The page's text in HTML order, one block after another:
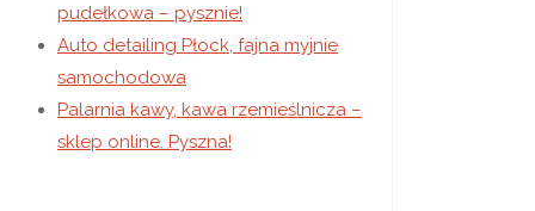
pudełkowa – pysznie!
Auto detailing Płock, fajna myjnie
samochodowa
Palarnia kawy, kawa rzemieślnicza –
sklep online. Pyszna!